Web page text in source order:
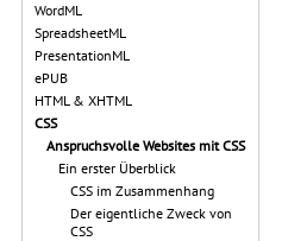
WordML
SpreadsheetML
PresentationML
ePUB
HTML & XHTML
CSS
Anspruchsvolle Websites mit CSS
Ein erster Überblick
CSS im Zusammenhang
Der eigentliche Zweck von
CSS